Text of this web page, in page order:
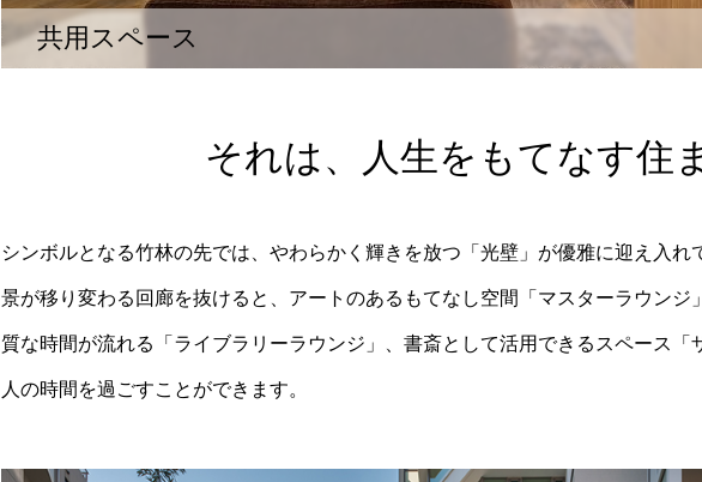
共用スペース
それは、人生をもてなす住
シンボルとなる竹林の先では、やわらかく輝きを放つ「光壁」が優雅に迎え入れ
景が移り変わる回廊を抜けると、アートのあるもてなし空間「マスターラウンジ
質な時間が流れる「ライブラリーラウンジ」、書斎として活用できるスペース「
人の時間を過ごすことができます。